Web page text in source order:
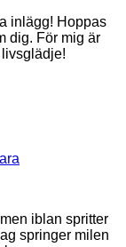
inlägg! Hoppas
dig. För mig är
iblan spritter
springer milen